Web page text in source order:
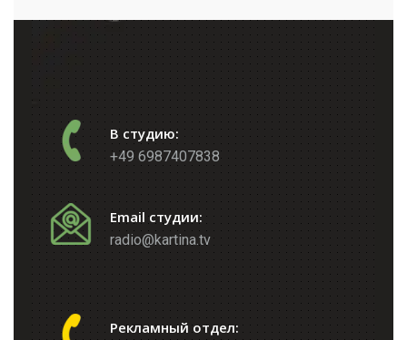
В студию:
+49 6987407838
Email студии:
radio@kartina.tv
Рекламный отдел: